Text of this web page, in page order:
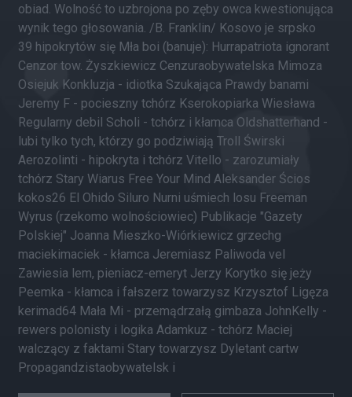
obiad. Wolność to uzbrojona po zęby owca kwestionująca
wynik tego głosowania. /B. Franklin/ Kosovo je srpsko
39 hipokrytów się Mła boi (banuje): Hurrapatriota ignorant
Cenzor tow. Żyszkiewicz Cenzuraobywatelska Mimoza
Osiejuk Konkluzja - idiotka Szukająca Prawdy banami
Jeremy F - pocieszny tchórz Kserokopiarka Wiesława
Regularny debil Scholi - tchórz i kłamca Oldshatterhand -
lubi tylko tych, którzy go podziwiają Troll Świrski
Aerozolinti - hipokryta i tchórz Vitello - zarozumiały
tchórz Stary Wiarus Free Your Mind Aleksander Ścios
kokos26 El Ohido Siluro Nurni uśmiech losu Freeman
Wyrus (rzekomo wolnościowiec) Publikacje "Gazety
Polskiej" Joanna Mieszko-Wiórkiewicz grzechg
maciekimaciek - kłamca Jeremiasz Paliwoda vel
Zawiesia lem, pieniacz-emeryt Jerzy Korytko się jeży
Peemka - kłamca i fałszerz towarzysz Krzysztof Ligęza
kerimad64 Mała Mi - przemądrzałą gimbaza JohnKelly -
rewers polonisty i logika Adamkuz - tchórz Maciej
walczący z faktami Stary towarzysz Dyletant cartw
Propagandzistaobywatelsk i